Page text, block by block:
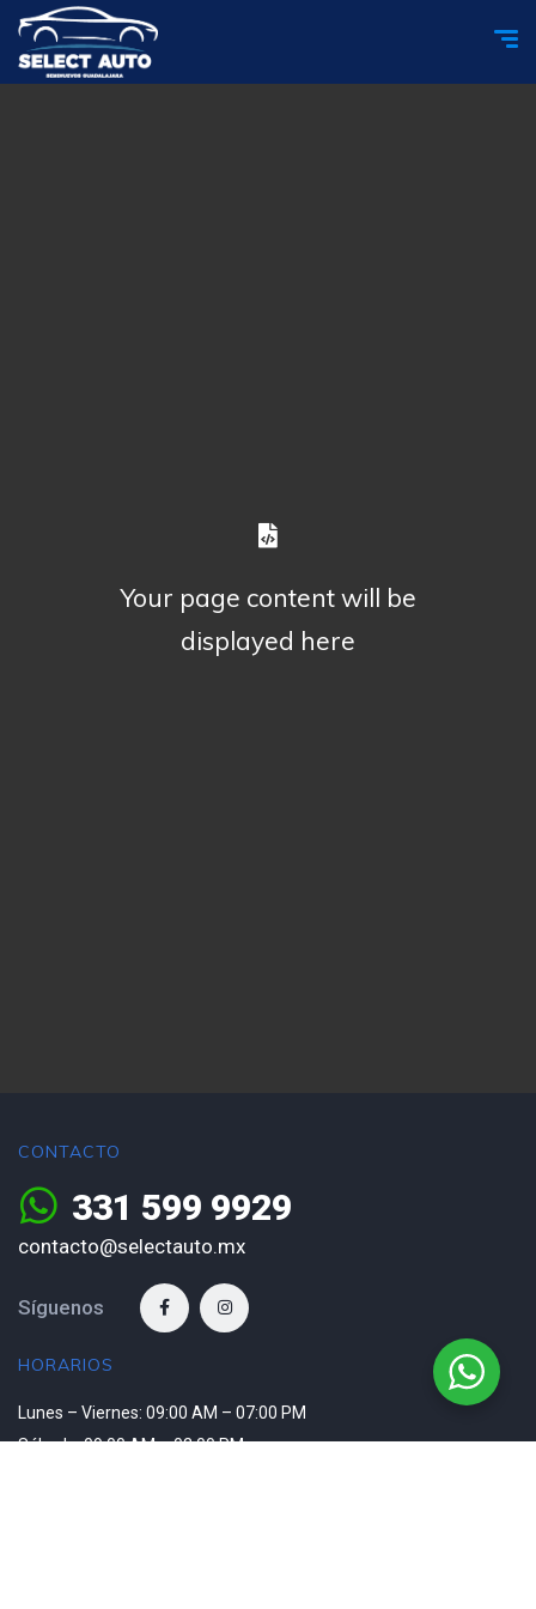
Your page content will be
displayed here
HORARIOS
Lunes – Viernes: 09:00 AM – 07:00 PM
Sábado: 09:00 AM – 02:00 PM
CONTACTO
331 599 9929
contacto@selectauto.mx
Síguenos